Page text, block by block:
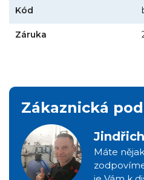
Kód
Záruka
Zákaznická
Máte